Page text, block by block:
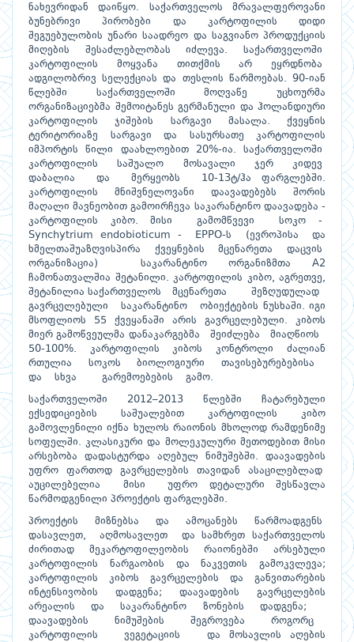
ნახევრიდან დაიწყო. საქართველოს მრავალფეროვანი
ბუნებრივი პირობები და კარტოფილის დიდი
შეგუებულობის უნარი საადრეო და საგვიანო პროდუქციის
მიღების შესაძლებლობას იძლევა. საქართველოში
კარტოფილის მოყვანა თითქმის არ ეყრდნობა
ადგილობრივ სელექციას და თესლის წარმოებას. 90-იან
წლებში საქართველოში მოღვაწე უცხოურმა
ორგანიზაციებმა შემოიტანეს გერმანული და ჰოლანდიური
კარტოფილის ჯიშების სარგავი მასალა. ქვეყნის
ტერიტორიაზე სარგავი და სასურსათე კარტოფილის
იმპორტის წილი დაახლოებით 20%-ია. საქართველოში
კარტოფილის საშუალო მოსავალი ჯერ კიდევ
დაბალია და მერყეობს 10-13ტ/ჰა ფარგლებში.
კარტოფილის მნიშვნელოვანი დაავადებებს შორის
მაღალი მავნეობით გამოირჩევა საკარანტინო დაავადება -
კარტოფილის კიბო. მისი გამომწვევი სოკო -
Synchytrium endobioticum - EPPO-ს (ევროპისა და
ხმელთაშუაზღვისპირა ქვეყნების მცენარეთა დაცვის
ორგანიზაცია) საკარანტინო ორგანიზმთა A2
ჩამონათვალშია შეტანილი. კარტოფილის კიბო, აგრეთვე,
შეტანილია საქართველოს მცენარეთა შეზღუდულად
გავრცელებული საკარანტინო ობიექტების ნუსხაში. იგი
მსოფლიოს 55 ქვეყანაში არის გავრცელებული. კიბოს
მიერ გამოწვეულმა დანაკარგებმა შეიძლება მიაღწიოს
50-100%. კარტოფილის კიბოს კონტროლი ძალიან
რთულია სოკოს ბიოლოგიური თავისებურებებისა
და სხვა გარემოებების გამო.
საქართველოში 2012–2013 წლებში ჩატარებული
ექსედიციების საშუალებით კარტოფილის კიბო
გამოვლენილი იქნა ხულოს რაიონის მხოლოდ რამდენიმე
სოფელში. კლასიკური და მოლეკულური მეთოდებით მისი
არსებობა დადასტურდა აღებულ ნიმუშებში. დაავადების
უფრო ფართოდ გავრცელების თავიდან ასაცილებლად
აუცილებელია მისი უფრო დეტალური შესწავლა
წარმოდგენილი პროექტის ფარგლებში.
პროექტის მიზნებსა და ამოცანებს წარმოადგენს
დასავლეთ, აღმოსავლეთ და სამხრეთ საქართველოს
ძირითად მეკარტოფილეობის რაიონებში არსებული
კარტოფილის ნარგაობის და ნაკვეთის გამოკვლევა;
კარტოფილის კიბოს გავრცელების და განვითარების
ინტენსივობის დადგენა; დაავადების გავრცელების
არეალის და საკარანტინო ზონების დადგენა;
დაავადების ნიმუშების შეგროვება როგორც
კარტოფილის ვეგეტაციის და მოსავლის აღების